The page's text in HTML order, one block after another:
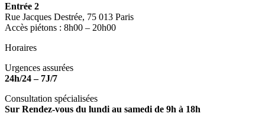
Entrée 2
Rue Jacques Destrée, 75 013 Paris
Accès piétons : 8h00 – 20h00
Horaires
Urgences assurées
24h/24 – 7J/7
Consultation spécialisées
Sur Rendez-vous du lundi au samedi de 9h à 18h